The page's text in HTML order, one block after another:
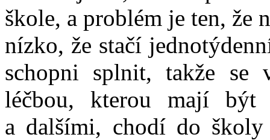
škole, a problém je ten, že
nízko, že stačí
schopni splnit, takže se
léčbou, kterou mají být
a dalšími, chodí do